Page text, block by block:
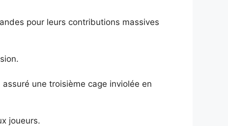
pour leurs contributions massives
une troisième cage inviolée en
joueurs.